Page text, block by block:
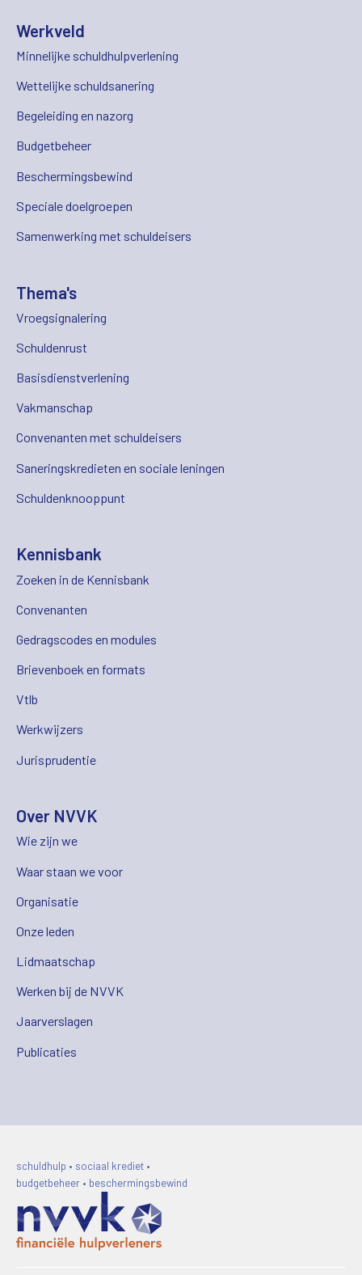
Werkveld
Minnelijke schuldhulpverlening
Wettelijke schuldsanering
Begeleiding en nazorg
Budgetbeheer
Beschermingsbewind
Speciale doelgroepen
Samenwerking met schuldeisers
Thema's
Vroegsignalering
Schuldenrust
Basisdienstverlening
Vakmanschap
Convenanten met schuldeisers
Saneringskredieten en sociale leningen
Schuldenknooppunt
Kennisbank
Zoeken in de Kennisbank
Convenanten
Gedragscodes en modules
Brievenboek en formats
Vtlb
Werkwijzers
Jurisprudentie
Over NVVK
Wie zijn we
Waar staan we voor
Organisatie
Onze leden
Lidmaatschap
Werken bij de NVVK
Jaarverslagen
Publicaties
schuldhulp • sociaal krediet •
budgetbeheer • beschermingsbewind